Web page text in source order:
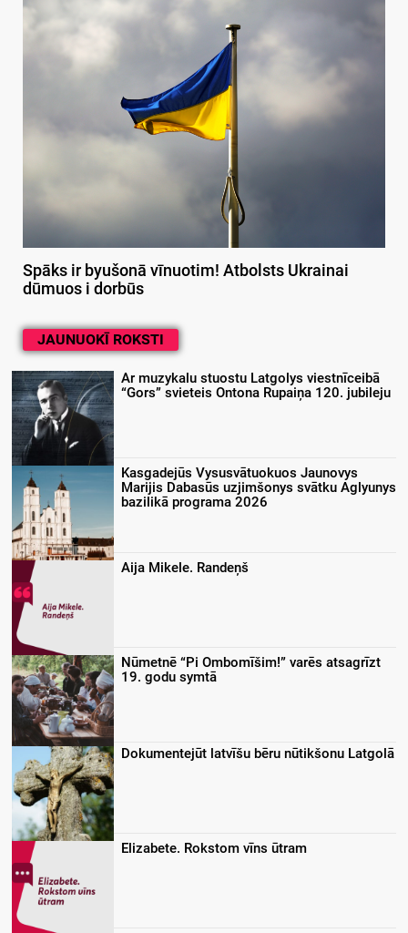
Spāks ir byušonā vīnuotim! Atbolsts Ukrainai
dūmuos i dorbūs
JAUNUOKĪ ROKSTI
Ar muzykalu stuostu Latgolys viestnīceibā
“Gors” svieteis Ontona Rupaiņa 120. jubileju
Kasgadejūs Vysusvātuokuos Jaunovys
Marijis Dabasūs uzjimšonys svātku Aglyunys
bazilikā programa 2026
Aija Mikele. Randeņš
Nūmetnē “Pi Ombomīšim!” varēs atsagrīzt
19. godu symtā
Dokumentejūt latvīšu bēru nūtikšonu Latgolā
Elizabete. Rokstom vīns ūtram